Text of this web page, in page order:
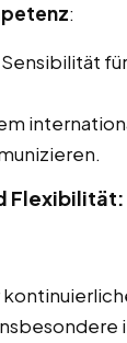
:
Flexibilität: